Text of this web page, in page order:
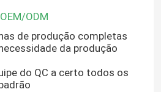
OEM/ODM
de produção completas
da produção
do QC a certo todos os